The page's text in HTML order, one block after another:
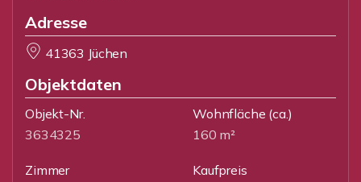
Adresse
41363 Jüchen
Objektdaten
Objekt-Nr.
3634325
Wohnfläche (ca.)
160 m²
Zimmer
Kaufpreis